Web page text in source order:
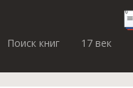
Поиск книг
17 век